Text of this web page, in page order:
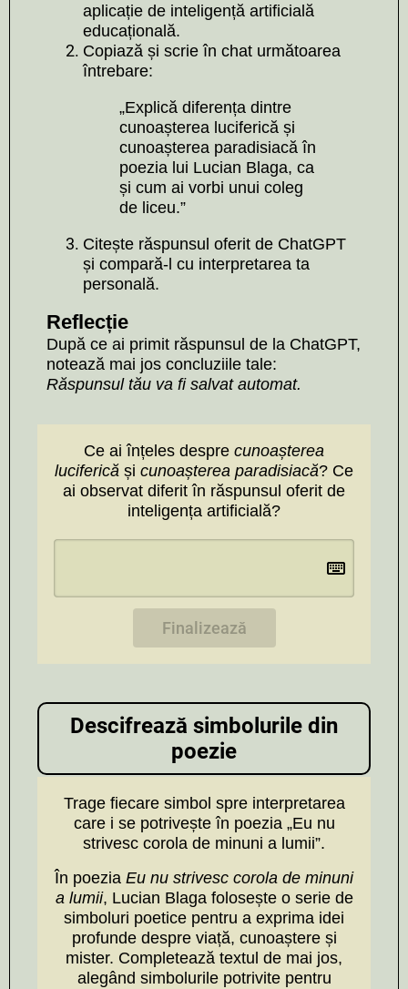
aplicație de inteligență artificială
educațională.
Copiază și scrie în chat următoarea
întrebare:
„Explică diferența dintre
cunoașterea luciferică și
cunoașterea paradisiacă în
poezia lui Lucian Blaga, ca
și cum ai vorbi unui coleg
de liceu.”
Citește răspunsul oferit de ChatGPT
și compară-l cu interpretarea ta
personală.
Reflecție
După ce ai primit răspunsul de la ChatGPT,
notează mai jos concluziile tale:
Răspunsul tău va fi salvat automat.
Ce ai înțeles despre cunoașterea
luciferică și cunoașterea paradisiacă? Ce
ai observat diferit în răspunsul oferit de
inteligența artificială?
Finalizează
Descifrează simbolurile din
poezie
Trage fiecare simbol spre interpretarea
care i se potrivește în poezia „Eu nu
strivesc corola de minuni a lumii”.
În poezia Eu nu strivesc corola de minuni
a lumii, Lucian Blaga folosește o serie de
simboluri poetice pentru a exprima idei
profunde despre viață, cunoaștere și
mister. Completează textul de mai jos,
alegând simbolurile potrivite pentru